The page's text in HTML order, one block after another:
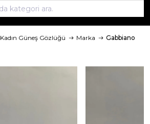
Kadın Güneş Gözlüğü Marka Gabbiano